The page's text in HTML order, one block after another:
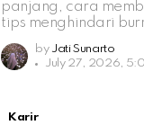
panjang, cara
tips menghindari
by Jati Sunarto
July 27, 2026,
Karir